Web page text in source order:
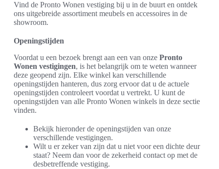
Vind de Pronto Wonen vestiging bij u in de buurt en ontdek
ons uitgebreide assortiment meubels en accessoires in de
showroom.
Openingstijden
Voordat u een bezoek brengt aan een van onze Pronto
Wonen vestigingen, is het belangrijk om te weten wanneer
deze geopend zijn. Elke winkel kan verschillende
openingstijden hanteren, dus zorg ervoor dat u de actuele
openingstijden controleert voordat u vertrekt. U kunt de
openingstijden van alle Pronto Wonen winkels in deze sectie
vinden.
Bekijk hieronder de openingstijden van onze
verschillende vestigingen.
Wilt u er zeker van zijn dat u niet voor een dichte deur
staat? Neem dan voor de zekerheid contact op met de
desbetreffende vestiging.